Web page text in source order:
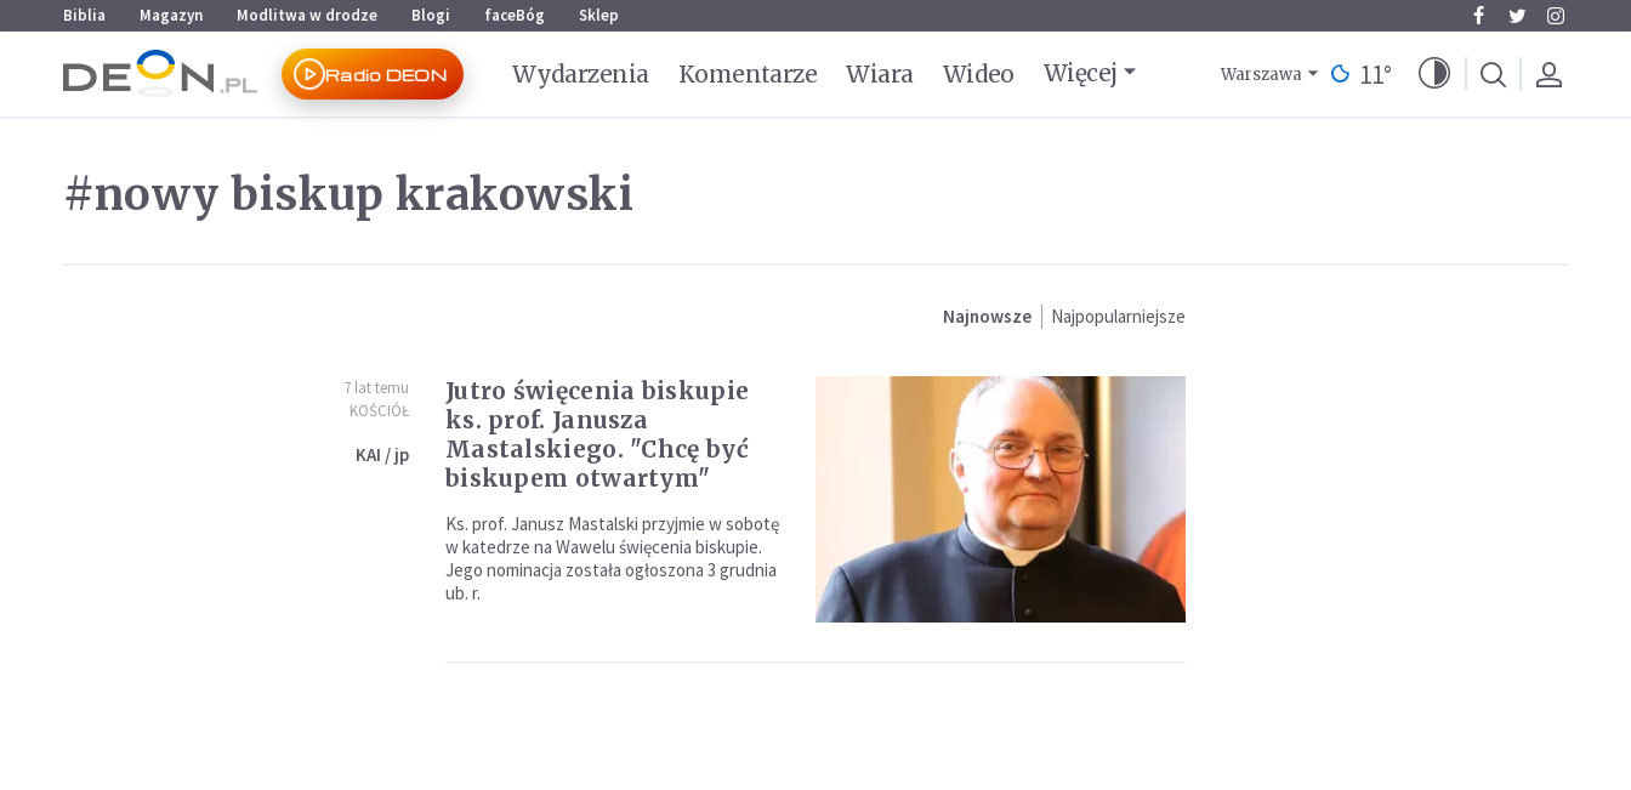
Przejdź do menu głównego
Przejdź do treści
Biblia Magazyn Modlitwa w drodze Blogi faceBóg Sklep
Radio DEON Wydarzenia Komentarze Wiara Wideo Więcej Warszawa 11°
#nowy biskup krakowski
Najnowsze Najpopularniejsze
7 lat temu
KOŚCIÓŁ
KAI / jp
Jutro święcenia biskupie
ks. prof. Janusza
Mastalskiego. "Chcę być
biskupem otwartym"
Ks. prof. Janusz Mastalski przyjmie w sobotę
w katedrze na Wawelu święcenia biskupie.
Jego nominacja została ogłoszona 3 grudnia
ub. r.